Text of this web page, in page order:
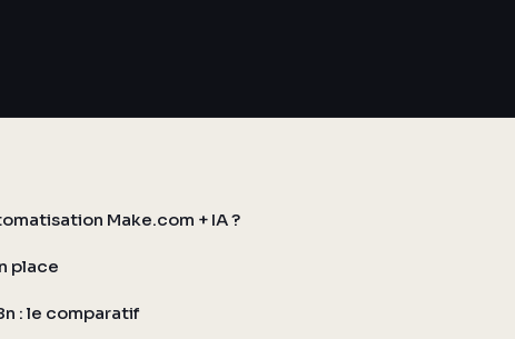
Make.com + IA ?
place
: le comparatif